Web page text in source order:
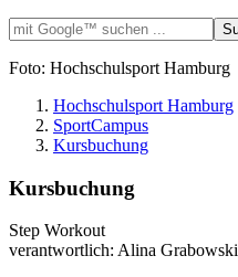
Foto: Hochschulsport Hamburg
Hochschulsport Hamburg
SportCampus
Kursbuchung
Kursbuchung
Step Workout
verantwortlich: Alina Grabowski